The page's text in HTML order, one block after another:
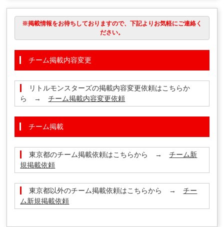
※掲載情報をお待ちしておりますので、下記よりお気軽にご連絡く
ださい。
チーム掲載内容変更
リトルモンスターズの掲載内容変更依頼はこちらか
ら →チーム掲載内容変更依頼
チーム掲載
東京都のチーム掲載依頼はこちらから →チーム新
規掲載依頼
東京都以外のチーム掲載依頼はこちらから →チー
ム新規掲載依頼